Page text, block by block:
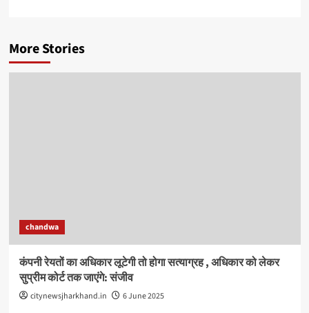
More Stories
chandwa
कंपनी रेयतों का अधिकार लूटेगी तो होगा सत्याग्रह , अधिकार को लेकर
सुप्रीम कोर्ट तक जाएंगे: संजीव
citynewsjharkhand.in 6 June 2025